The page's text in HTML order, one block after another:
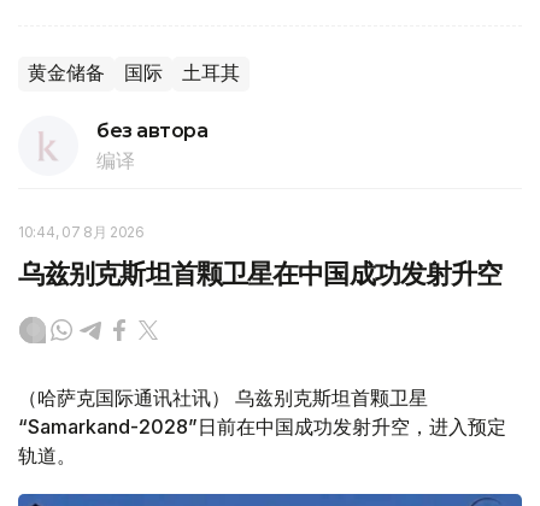
黄金储备 国际 土耳其
без автора
编译
10:44, 07 8月 2026
乌兹别克斯坦首颗卫星在中国成功发射升空
（哈萨克国际通讯社讯） 乌兹别克斯坦首颗卫星
“Samarkand-2028”日前在中国成功发射升空，进入预定
轨道。